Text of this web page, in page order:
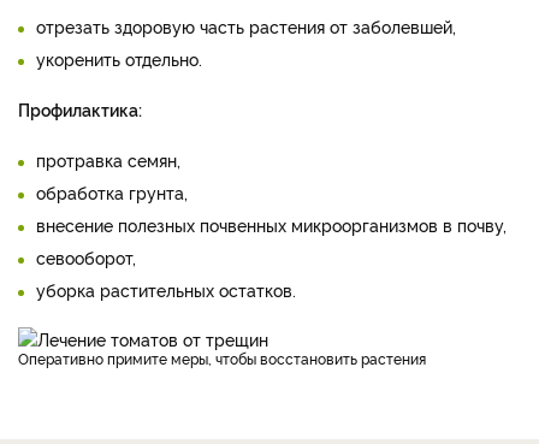
отрезать здоровую часть растения от заболевшей,
укоренить отдельно.
Профилактика:
протравка семян,
обработка грунта,
внесение полезных почвенных микроорганизмов в почву,
севооборот,
уборка растительных остатков.
Оперативно примите меры, чтобы восстановить растения